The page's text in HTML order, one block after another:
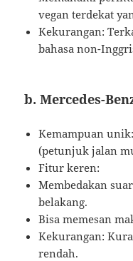
vegan terdekat
Kekurangan:
bahasa non-
b. Mercedes-
Kemampuan
(petunjuk jalan
Fitur keren:
Membedakan
belakang.
Bisa memesan
Kekurangan:
rendah.